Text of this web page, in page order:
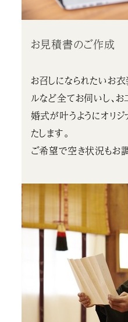
お見積書のご作成
お召しになられたいお
ルなど全てお伺いし、
婚式が叶うようにオリ
たします。
ご希望で空き状況もお